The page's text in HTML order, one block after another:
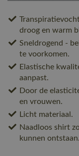
droog en warm
Sneldrogend -
te voorkomen.
Elastische
aanpast.
Door de
en vrouwen.
Licht materiaal.
Naadloos shirt
kunnen ontstaan.